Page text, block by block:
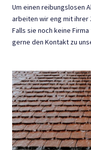
Um einen reibungslosen
arbeiten wir eng mit ihrer
Falls sie noch keine
gerne den Kontakt zu